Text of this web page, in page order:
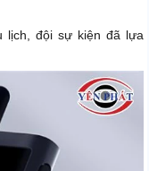
lịch, đội sự kiện đã lựa